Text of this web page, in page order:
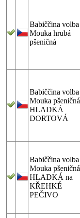
Babiččina volba
Mouka hrubá
pšeničná
Babiččina volba
Mouka pšeničná
HLADKÁ
DORTOVÁ
Babiččina volba
Mouka pšeničná
HLADKÁ na
KŘEHKÉ
PEČIVO